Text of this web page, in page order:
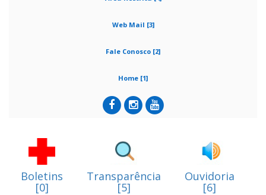
Web Mail [3]
Fale Conosco [2]
Home [1]
Boletins
[0]
Transparência
[5]
Ouvidoria
[6]